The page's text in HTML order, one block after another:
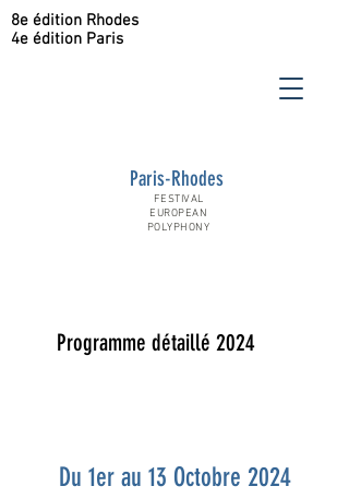
Paris-Rhodes
FESTIVAL
EUROPEAN
POLYPHONY
8e édition Rhodes
4e édition Paris
Programme détaillé 2024
Du 1er au 13 Octobre 2024